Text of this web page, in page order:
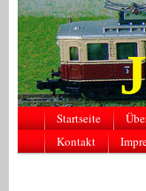
Startseite
Kontakt